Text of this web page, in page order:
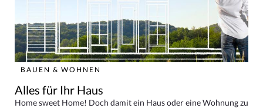
BAUEN & WOHNEN
Alles für Ihr Haus
Home sweet Home! Doch damit ein Haus oder eine Wohnung zu